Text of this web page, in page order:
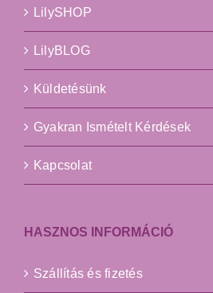
LilySHOP
LilyBLOG
Küldetésünk
Gyakran Ismételt Kérdések
Kapcsolat
HASZNOS INFORMÁCIÓ
Szállítás és fizetés